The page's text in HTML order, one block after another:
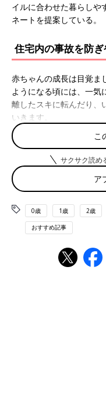
イルに合わせた暮らしや
ネートを提案している。
住宅内の事故を防
赤ちゃんの成長は目覚ま
ようになる頃には、一気
離したスキに転んだり、
いきます。
東京消防庁の調べによる
割が
内で起きてい
の事故では、防止対策
す。
基本的にワンフロアで設
て、戸建ての場合は、
す。2階建てはもちろん
確保したり、リビング
リビング（ダウンフロ
ただ、段差のできる箇
増えるのも事実。もち
こ
サクサク読め
ア
0歳 1歳 2歳
おすすめ記事